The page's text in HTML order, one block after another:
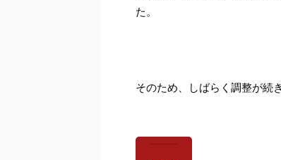
た。
そのため、しばらく調整が続